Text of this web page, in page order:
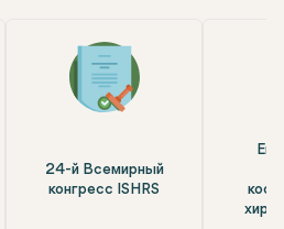
24-й Всемирный
конгресс ISHRS